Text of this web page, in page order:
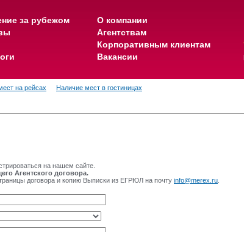
за рубежом
О компании
Агентствам
Корпоративным клиентам
Вакансии
на рейсах Наличие мест в гостиницах
на нашем сайте.
Агентского договора.
договора и копию Выписки из ЕГРЮЛ на почту info@merex.ru